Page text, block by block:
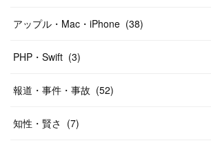
アップル・Mac・iPhone (38)
PHP・Swift (3)
報道・事件・事故 (52)
知性・賢さ (7)